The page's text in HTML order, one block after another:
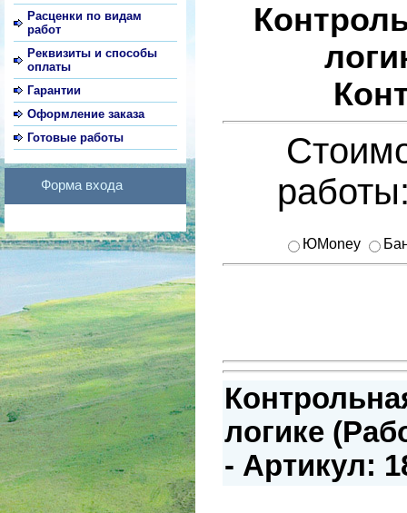
Расценки по видам
работ
Реквизиты и способы
оплаты
Гарантии
Оформление заказа
Готовые работы
Форма входа
ЮMoney
логике
- Артикул: